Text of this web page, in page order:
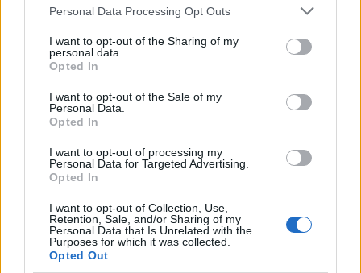
Please note that this website/app uses one or more Google
not limited to your visit or usage behaviour. You may click to
grant or deny consent to Google and its third-party tags to
use your data for below specified purposes in below Google
consent section.
Personal Data Processing Opt Outs
I want to opt-out of the Sharing of my
personal data.
Opted In
I want to opt-out of the Sale of my
Personal Data.
Opted In
I want to opt-out of processing my
Personal Data for Targeted Advertising.
Opted In
I want to opt-out of Collection, Use,
Retention, Sale, and/or Sharing of my
Personal Data that Is Unrelated with the
Purposes for which it was collected.
Opted Out